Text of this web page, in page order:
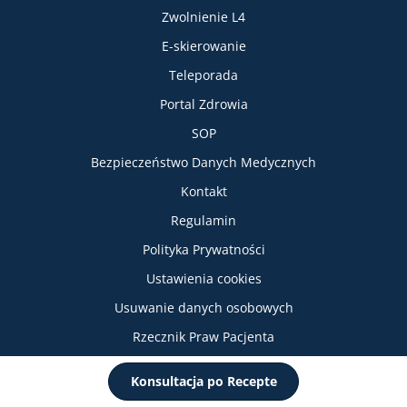
Konsultacja po Recepte
Zwolnienie L4
E-skierowanie
Teleporada
Portal Zdrowia
SOP
Bezpieczeństwo Danych Medycznych
Kontakt
Regulamin
Polityka Prywatności
Ustawienia cookies
Usuwanie danych osobowych
Rzecznik Praw Pacjenta
Internetowe Konto Pacjenta